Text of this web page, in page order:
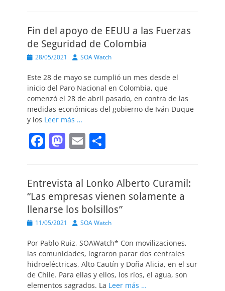
e
b
o
k
o
d
n
l p
ar
tir
Fin del apoyo de EEUU a las Fuerzas
de Seguridad de Colombia
Publicado
28/05/2021 AutorSOA Watch
Este 28 de mayo se cumplió un mes desde el
inicio del Paro Nacional en Colombia, que
comenzó el 28 de abril pasado, en contra de las
medidas económicas del gobierno de Iván Duque
y los Leer más …
F
e
b
o
o
k
M
o
d
o
n
E
l p
ar
tir
Entrevista al Lonko Alberto Curamil:
“Las empresas vienen solamente a
llenarse los bolsillos”
Publicado
11/05/2021 AutorSOA Watch
Por Pablo Ruiz, SOAWatch* Con movilizaciones,
las comunidades, lograron parar dos centrales
hidroeléctricas, Alto Cautín y Doña Alicia, en el sur
de Chile. Para ellas y ellos, los ríos, el agua, son
elementos sagrados. La Leer más …